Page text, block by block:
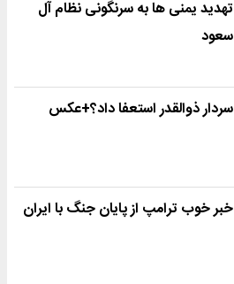
تهدید یمنی ها به سرنگونی نظام آل
سعود
سردار ذوالقدر استعفا داد؟+عکس
خبر خوب ترامپ از پایان جنگ با ایران